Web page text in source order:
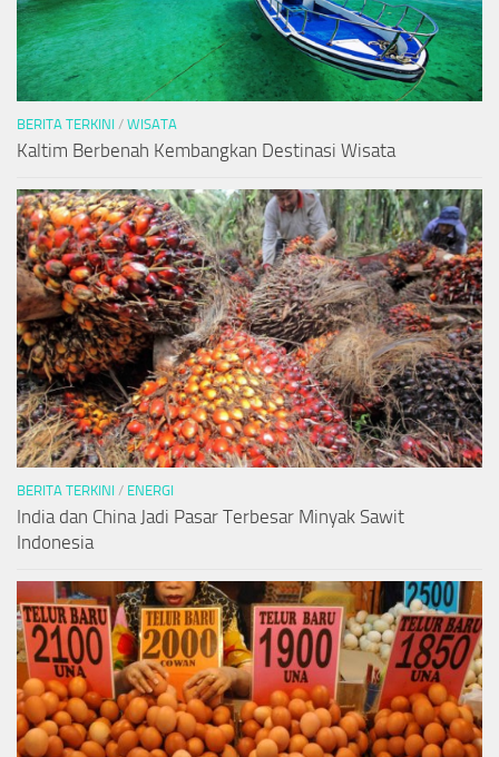
BERITA TERKINI / WISATA
Kaltim Berbenah Kembangkan Destinasi Wisata
BERITA TERKINI / ENERGI
India dan China Jadi Pasar Terbesar Minyak Sawit
Indonesia